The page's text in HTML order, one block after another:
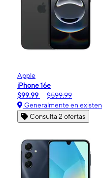
Apple
iPhone 16e
$99.99
$599.99
Generalmente en
Consulta 2 ofertas